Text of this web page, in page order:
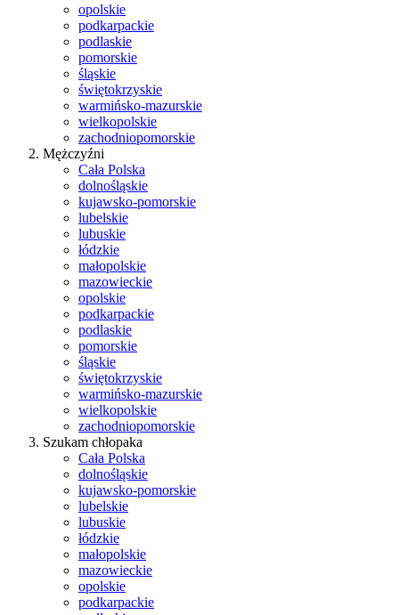
opolskie
podkarpackie
podlaskie
pomorskie
śląskie
świętokrzyskie
warmińsko-mazurskie
wielkopolskie
zachodniopomorskie
Mężczyźni
Cała Polska
dolnośląskie
kujawsko-pomorskie
lubelskie
lubuskie
łódzkie
małopolskie
mazowieckie
opolskie
podkarpackie
podlaskie
pomorskie
śląskie
świętokrzyskie
warmińsko-mazurskie
wielkopolskie
zachodniopomorskie
Szukam chłopaka
Cała Polska
dolnośląskie
kujawsko-pomorskie
lubelskie
lubuskie
łódzkie
małopolskie
mazowieckie
opolskie
podkarpackie